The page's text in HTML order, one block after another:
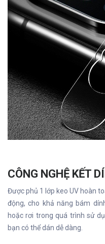
CÔNG NGHỆ KẾT
Được phủ 1 lớp keo UV hoàn
động, cho khả năng bám
hoặc rơi trong quá trình sử
bạn có thể dán dễ dàng.